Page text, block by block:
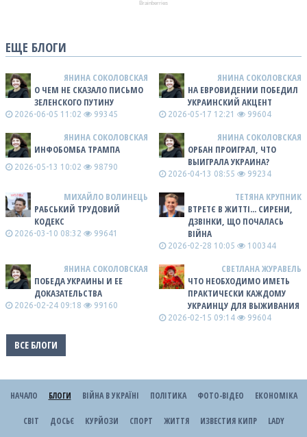
ЕЩЕ БЛОГИ
ЯНИНА СОКОЛОВСКАЯ
О ЧЕМ НЕ СКАЗАЛО ПИСЬМО
ЗЕЛЕНСКОГО ПУТИНУ
2026-06-05 11:02 99345
ЯНИНА СОКОЛОВСКАЯ
НА ЕВРОВИДЕНИИ ПОБЕДИЛ
УКРАИНСКИЙ АКЦЕНТ
2026-05-17 12:21 99604
ЯНИНА СОКОЛОВСКАЯ
ИНФОБОМБА ТРАМПА
2026-05-13 10:02 98790
ЯНИНА СОКОЛОВСКАЯ
ОРБАН ПРОИГРАЛ, ЧТО
ВЫИГРАЛА УКРАИНА?
2026-04-13 08:55 99234
МИХАЙЛО ВОЛИНЕЦЬ
РАБСЬКИЙ ТРУДОВИЙ
КОДЕКС
2026-03-10 08:32 99641
ТЕТЯНА КРУПНИК
ВТРЕТЄ В ЖИТТІ... СИРЕНИ,
ДЗВІНКИ, ЩО ПОЧАЛАСЬ
ВІЙНА
2026-02-28 10:05 100344
ЯНИНА СОКОЛОВСКАЯ
ПОБЕДА УКРАИНЫ И ЕЕ
ДОКАЗАТЕЛЬСТВА
2026-02-24 09:18 99160
СВЕТЛАНА ЖУРАВЕЛЬ
ЧТО НЕОБХОДИМО ИМЕТЬ
ПРАКТИЧЕСКИ КАЖДОМУ
УКРАИНЦУ ДЛЯ ВЫЖИВАНИЯ
2026-02-15 09:14 99604
ВСЕ БЛОГИ
НАЧАЛО БЛОГИ ВІЙНА В УКРАЇНІ ПОЛІТИКА ФОТО-ВІДЕО ЕКОНОМІКА
СВІТ ДОСЬЄ КУРЙОЗИ СПОРТ ЖИТТЯ ИЗВЕСТИЯ КИПР LADY